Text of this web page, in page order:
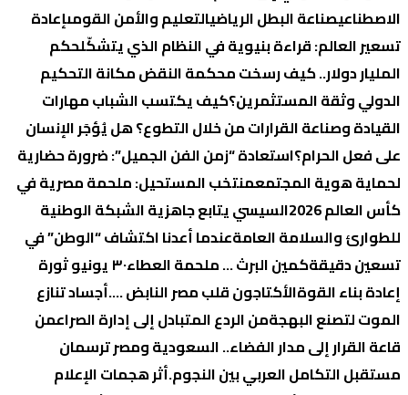
الاصطناعيصناعة البطل الرياضيالتعليم والأمن القومىإعادة
تسعير العالم: قراءة بنيوية في النظام الذي يتشكّلحكم
المليار دولار.. كيف رسخت محكمة النقض مكانة التحكيم
الدولي وثقة المستثمرين؟كيف يكتسب الشباب مهارات
القيادة وصناعة القرارات من خلال التطوع؟هل يُؤجَر الإنسان
على فعل الحرام؟استعادة “زمن الفن الجميل”: ضرورة حضارية
لحماية هوية المجتمعمنتخب المستحيل: ملحمة مصرية في
كأس العالم 2026
السيسي يتابع جاهزية الشبكة الوطنية
للطوارئ والسلامة العامةعندما أعدنا اكتشاف “الوطن” في
تسعين دقيقةكمين البرث … ملحمة العطاء
٣٠ يونيو ثورة
إعادة بناء القوةالأكتاجون قلب مصر النابض ….أجساد تنازع
الموت لتصنع البهجةمن الردع المتبادل إلى إدارة الصراعمن
قاعة القرار إلى مدار الفضاء.. السعودية ومصر ترسمان
مستقبل التكامل العربي بين النجوم.أثر هجمات الإعلام